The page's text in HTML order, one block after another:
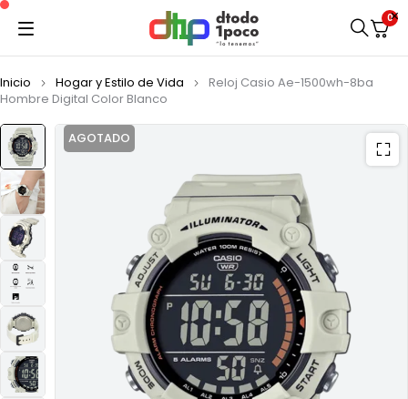
0
Inicio Hogar y Estilo de Vida
Reloj Casio Ae-1500wh-8ba
Hombre Digital Color Blanco
AGOTADO